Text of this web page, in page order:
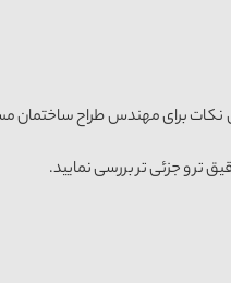
نکات برای مهندس طراح
تر و جزئی تر بررسی نمایید.